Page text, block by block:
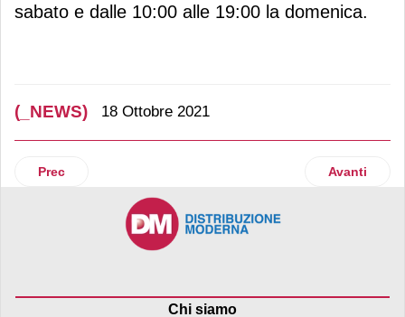
sabato e dalle 10:00 alle 19:00 la domenica.
(_NEWS) 18 Ottobre 2021
Articolo precedente: Lidl inaugura a Bergamo un nuovo
Prec Articolo
Avanti
Chi siamo